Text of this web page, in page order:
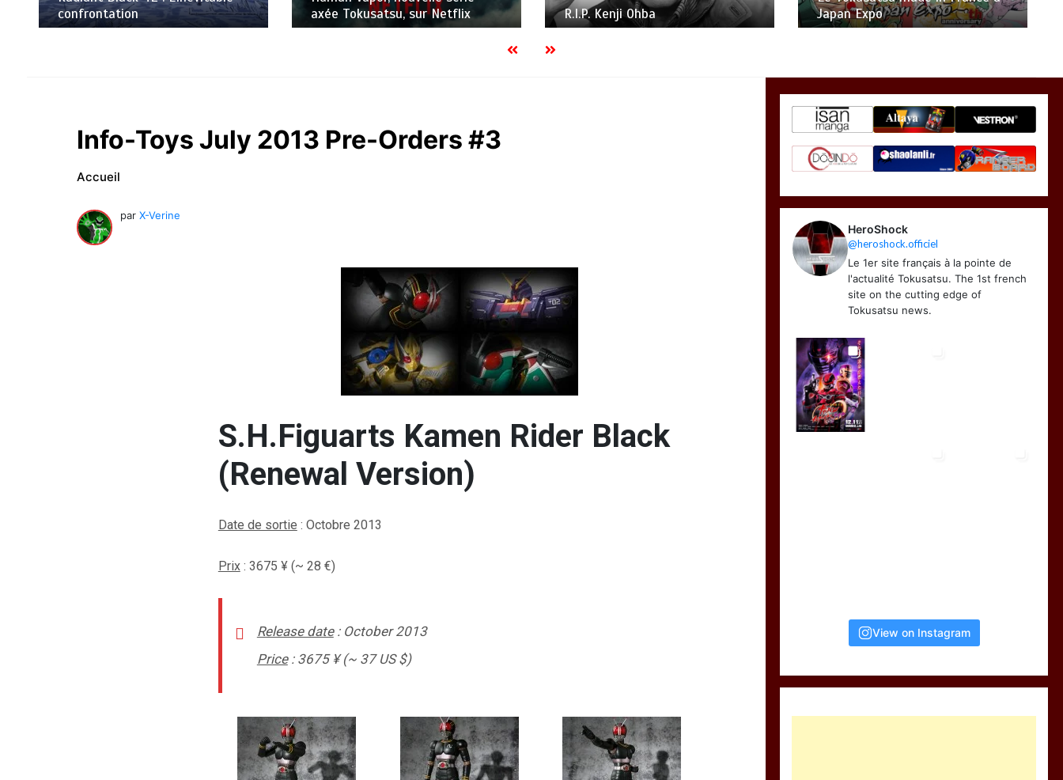
axée Tokusatsu, sur Netflix
R.I.P. Kenji Ohba
Japan Expo
Trailer Officiel
Info-Toys July 2013 Pre-Orders #3
Accueil
par X-Verine
S.H.Figuarts Kamen Rider Black
(Renewal Version)
Date de sortie : Octobre 2013
Prix: 3675 ¥ (~ 28 €)
Release date: October 2013
Price: 3675 ¥ (~ 37 US $)
HeroShock
@heroshock.officiel
Le 1er site français à la pointe de
l'actualité Tokusatsu. The 1st french
site on the cutting edge of
Tokusatsu news.
View on Instagram